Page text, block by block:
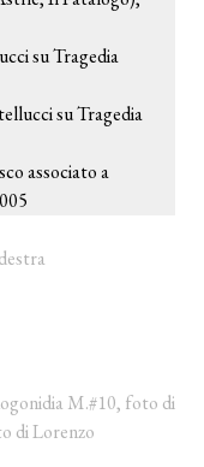
su Tragedia
su Tragedia
associato a
M.#10, foto di
di Lorenzo